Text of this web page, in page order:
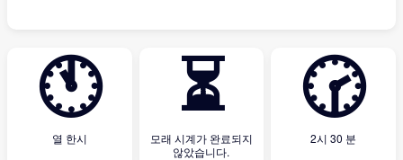
🕚
열 한시
⏳
모래 시계가 완료되지
않았습니다.
🕝
2시 30 분